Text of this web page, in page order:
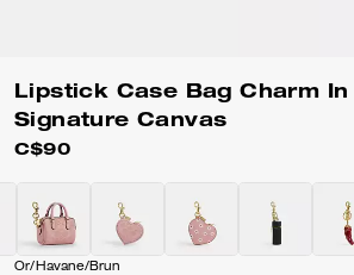
Lipstick Case Bag Charm In
Signature Canvas
C$90
Or/Havane/Brun